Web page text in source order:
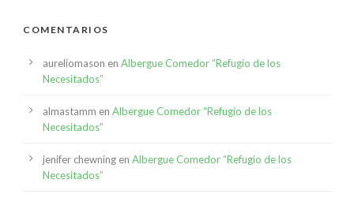
COMENTARIOS
aureliomason en Albergue Comedor “Refugio de los
Necesitados”
almastamm en Albergue Comedor “Refugio de los
Necesitados”
jenifer chewning en Albergue Comedor “Refugio de los
Necesitados”